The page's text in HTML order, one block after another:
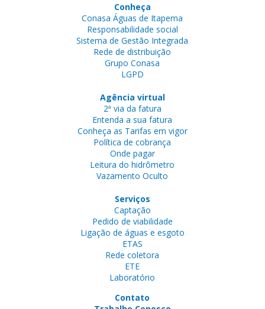
Conheça
Conasa Águas de Itapema
Responsabilidade social
Sistema de Gestão Integrada
Rede de distribuição
Grupo Conasa
LGPD
Agência virtual
2ª via da fatura
Entenda a sua fatura
Conheça as Tarifas em vigor
Política de cobrança
Onde pagar
Leitura do hidrômetro
Vazamento Oculto
Serviços
Captação
Pedido de viabilidade
Ligação de águas e esgoto
ETAS
Rede coletora
ETE
Laboratório
Contato